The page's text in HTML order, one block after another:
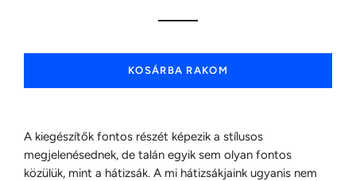
KOSÁRBA RAKOM
A kiegészítők fontos részét képezik a stílusos
megjelenésednek, de talán egyik sem olyan fontos
közülük, mint a hátizsák. A mi hátizsákjaink ugyanis nem